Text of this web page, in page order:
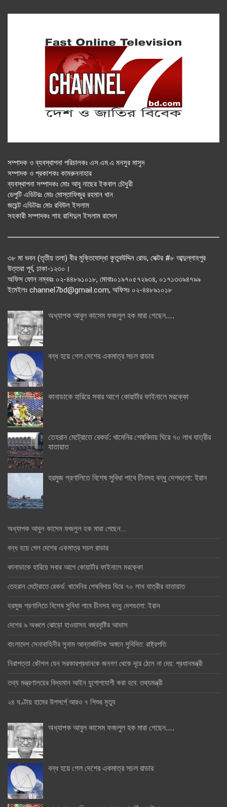
সম্পাদক ও ব্যবস্থাপনা পরিচালকঃ এস.এম.এ মনসুর মাসুদ
সম্পাদক ও প্রকাশকঃ কামরুননাহার
ব্যবস্থাপনা সম্পাদকঃ মোঃ আবু নাছের ইকবাল চৌধুরী
ডেপুটি এডিটরঃ মোঃ মোস্তাফিজুর রহমান খান
জয়েন্ট এডিটরঃ মোঃ রবিউল ইসলাম
সহকারী সম্পাদকঃ শাহ রাশিদুল ইসলাম রাসেল
৩৮ মা ভবন (তৃতীয় তলা) বীর মুক্তিযোদ্ধা কুতুবউদ্দিন রোড, সেক্টর #৮ আব্দুল্লাহপুর
উত্তরা পূর্ব, ঢাকা-১২৩০।
অফিস ফোন নম্বরঃ ০২-৪৪৮৯১০১৮, মোবাঃ০১৯৭০৫৭২৯৩৪, ০১৭১৩৩৯৪৭৯৯
ইমেইলঃ channel7bd@gmail.com, অফিসঃ ০২-৪৪৮৯১০১৮
অধ্যাপক আবুল কাসেম ফজলুল হক মারা গেছেন….
বন্ধ হয়ে গেল দেশের একমাত্র সচল রাডার
কানাডাকে হারিয়ে সবার আগে কোয়ার্টার ফাইনালে মরক্কো
তেহরান মেট্রোতে রেকর্ড: খামেনির শেষবিদায় ঘিরে ৭০ লাখ যাত্রীর
যাতায়াত
হরমুজ প্রণালিতে বিশেষ সুবিধা পাবে চীনসহ বন্ধু দেশগুলো: ইরান
অধ্যাপক আবুল কাসেম ফজলুল হক মারা গেছেন….
বন্ধ হয়ে গেল দেশের একমাত্র সচল রাডার
কানাডাকে হারিয়ে সবার আগে কোয়ার্টার ফাইনালে মরক্কো
তেহরান মেট্রোতে রেকর্ড: খামেনির শেষবিদায় ঘিরে ৭০ লাখ যাত্রীর যাতায়াত
হরমুজ প্রণালিতে বিশেষ সুবিধা পাবে চীনসহ বন্ধু দেশগুলো: ইরান
দেশের ৯ অঞ্চলে ঝোড়ো হাওয়াসহ বজ্রবৃষ্টির আভাস
বাংলাদেশ সেনাবাহিনীর সুনাম আন্তর্জাতিক অঙ্গনে সুবিদিত: রাষ্ট্রপতি
নিরাপত্তা কৌশল যেন সরকারপ্রধানকে জনগণ থেকে দূরে ঠেলে না দেয়: প্রধানমন্ত্রী
তথ্য মন্ত্রণালয়ের বিদ্যমান আইন যুগোপযোগী করা হবে: তথ্যমন্ত্রী
২৪ ঘণ্টায় হামের উপসর্গে আরও ৭ শিশুর মৃত্যু
অধ্যাপক আবুল কাসেম ফজলুল হক মারা গেছেন….
বন্ধ হয়ে গেল দেশের একমাত্র সচল রাডার